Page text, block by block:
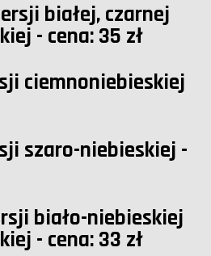
białej, czarnej
- cena: 35 zł
ciemnoniebieskiej
szaro-niebieskiej -
biało-niebieskiej
- cena: 33 zł